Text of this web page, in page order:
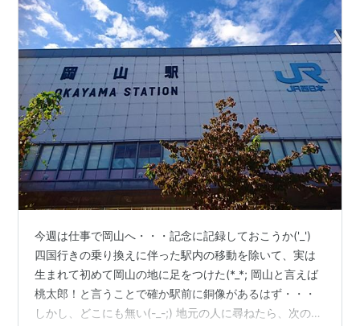
今週は仕事で岡山へ・・・記念に記録しておこうか('_')
四国行きの乗り換えに伴った駅内の移動を除いて、実は
生まれて初めて岡山の地に足をつけた(*_*; 岡山と言えば
桃太郎！と言うことで確か駅前に銅像があるはず・・・
しかし、どこにも無い(-_-;) 地元の人に尋ねたら、次の戦